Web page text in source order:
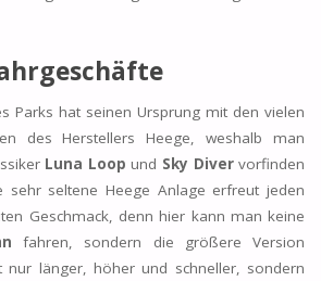
Parks hat seinen Ursprung mit den vielen
des Herstellers Heege, weshalb man
Luna Loop und Sky Divervorfinden
sehr seltene Heege Anlage erfreut jeden
Geschmack, denn hier kann man keine
fahren, sondern die größere Version
nur länger, höher und schneller, sondern